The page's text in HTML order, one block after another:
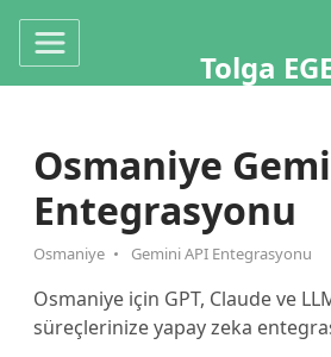
Tolga
Osmaniye
Entegrasyonu
Osmaniye Gemini API Entegrasyonu
Osmaniye için GPT, Claude ve
süreçlerinize yapay zeka